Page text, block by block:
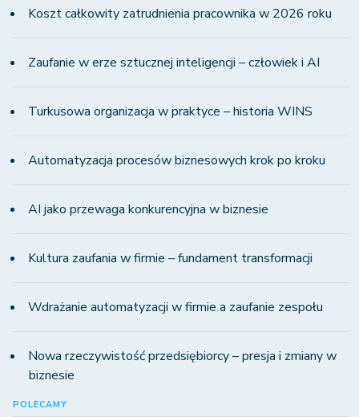
Koszt całkowity zatrudnienia pracownika w 2026 roku
Zaufanie w erze sztucznej inteligencji – człowiek i AI
Turkusowa organizacja w praktyce – historia WINS
Automatyzacja procesów biznesowych krok po kroku
AI jako przewaga konkurencyjna w biznesie
Kultura zaufania w firmie – fundament transformacji
Wdrażanie automatyzacji w firmie a zaufanie zespołu
Nowa rzeczywistość przedsiębiorcy – presja i zmiany w
biznesie
POLECAMY